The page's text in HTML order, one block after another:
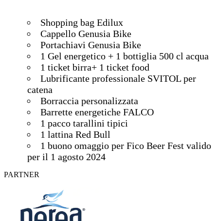
Shopping bag Edilux
Cappello Genusia Bike
Portachiavi Genusia Bike
1 Gel energetico + 1 bottiglia 500 cl acqua
1 ticket birra+ 1 ticket food
Lubrificante professionale SVITOL per
catena
Borraccia personalizzata
Barrette energetiche FALCO
1 pacco tarallini tipici
1 lattina Red Bull
1 buono omaggio per Fico Beer Fest valido
per il 1 agosto 2024
PARTNER